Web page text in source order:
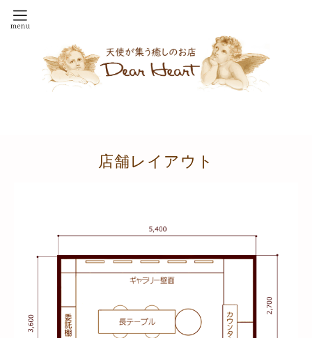
店舗レイアウト